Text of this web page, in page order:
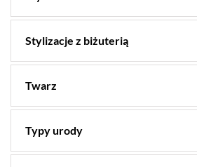
Stylizacje z biżuterią
Twarz
Typy urody